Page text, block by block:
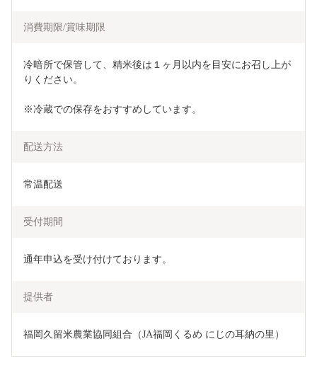
消費期限/賞味期限
冷暗所で保管して、精米後は１ヶ月以内を目安にお召し上が
りください。
※冷蔵での保存をおすすめしています。
配送方法
常温配送
受付期間
通年申込を受け付けております。
提供者
福岡久留米農業協同組合（JA福岡くるめ にじの耳納の里）